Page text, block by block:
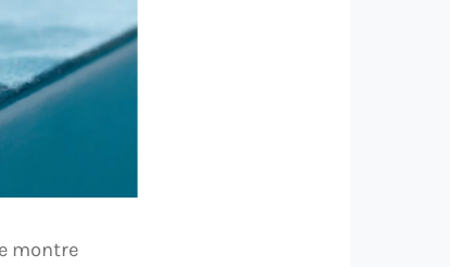
montre